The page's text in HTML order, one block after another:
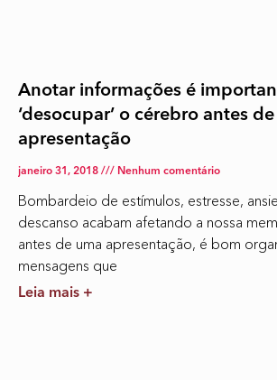
Anotar informações é
‘desocupar’ o cérebro antes de
apresentação
janeiro 31, 2018 Nenhum comentário
Bombardeio de estímulos, estresse,
descanso acabam afetando a nossa
antes de uma apresentação, é bom
mensagens que
Leia mais +